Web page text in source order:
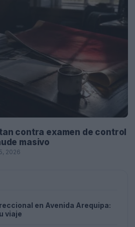
contra examen de control
masivo
2026
en Avenida Arequipa:
viaje